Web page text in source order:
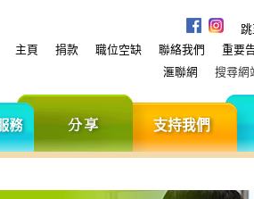
主頁
捐款 職位空缺 聯絡我們 重要
滙聯網
搜尋網
品
分
們